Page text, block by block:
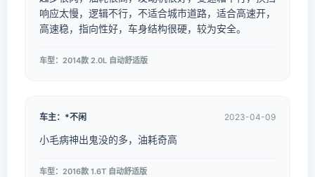
响应太慢，逻辑不行，不适合城市道路，适合高速开，
高速稳，指向性好，车身结构很硬，较为安全。
车型：2014款 2.0L 自动舒适版
车主：*不闲 2023-04-09
小毛病神出鬼没的多，油耗奇高
车型：2016款 1.6T 自动舒适版